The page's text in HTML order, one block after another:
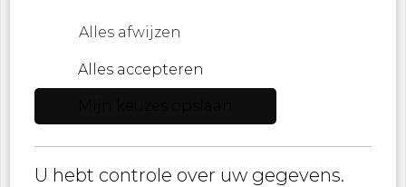
Ik ben een ...
ik ga akkoord met Privacybeleid
Alles afwijzen
Alles accepteren
U hebt controle over uw gegevens.